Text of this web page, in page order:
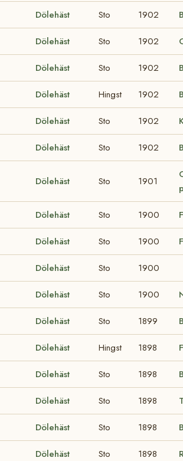
Dölehäst Sto 1902
Dölehäst Sto 1902
Dölehäst Sto 1902
Dölehäst Hingst 1902
Dölehäst Sto 1902
Dölehäst Sto 1902
Dölehäst Sto 1901
Dölehäst Sto 1900
Dölehäst Sto 1900
Dölehäst Sto 1900
Dölehäst Sto 1900
Dölehäst Sto 1899
Dölehäst Hingst 1898
Dölehäst Sto 1898
Dölehäst Sto 1898
Dölehäst Sto 1898
Dölehäst Sto 1898